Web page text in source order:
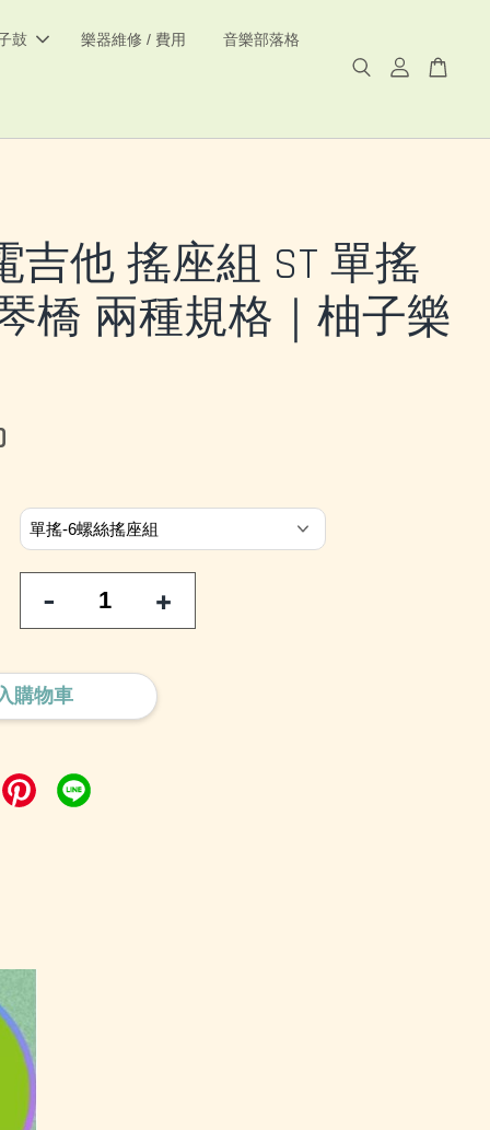
鼓 樂器維修 / 費用 音樂部落格
吉他 搖座組 ST 單搖
橋 兩種規格｜柚子樂
- +
購物車